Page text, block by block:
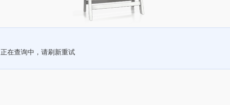
正在查询中，请刷新重试